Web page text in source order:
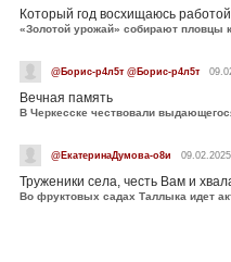
Который год восхищаюсь
«Золотой урожай» собирают пловцы
@Борис-р4л5т @Борис-р4л5т
Вечная память
@ЕкатеринаДумова-о8и
Труженики села, честь Вам и
Во фруктовых садах Таллыка идет